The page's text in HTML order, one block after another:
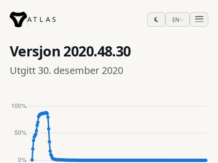
ATLAS EN
Versjon 2020.48.30
Utgitt 30. desember 2020